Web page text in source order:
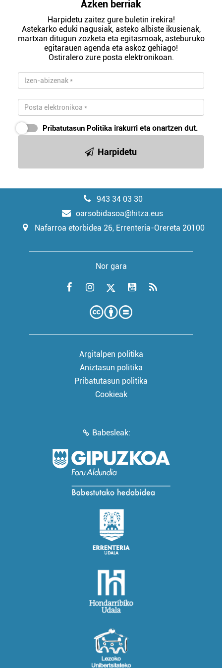
Azken berriak
Harpidetu zaitez gure buletin irekira!
Astekarko eduki nagusiak, asteko albiste ikusienak,
martxan ditugun zozketa eta egitasmoak, asteburuko
egitarauen agenda eta askoz gehiago!
Ostiralero zure posta elektronikoan.
Pribatutasun Politika irakurri eta onartzen dut.
Harpidetu
943 34 03 30
oarsobidasoa@hitza.eus
Nafarroa etorbidea 26, Errenteria-Orereta 20100
Nor gara
Argitalpen politika
Aniztasun politika
Pribatutasun politika
Cookieak
Babesleak: